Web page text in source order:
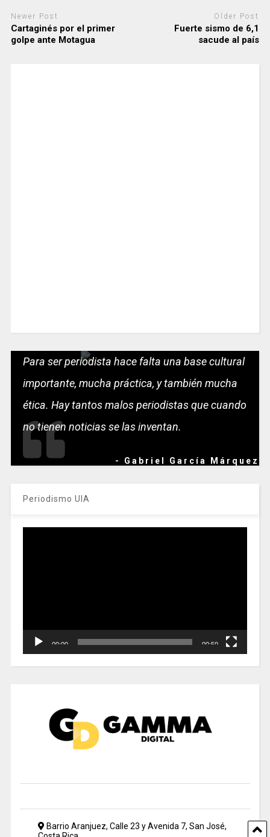
Newer Post
Cartaginés por el primer
golpe ante Motagua
Older Post
Fuerte sismo de 6,1
sacude al país
Para ser periodista hace falta una base cultural
importante, mucha práctica, y también mucha
ética. Hay tantos malos periodistas que cuando
no tienen noticias se las inventan.
- Gabriel García Márquez
Periodismo UIA
00:00 00:59
Barrio Aranjuez, Calle 23 y Avenida 7, San José,